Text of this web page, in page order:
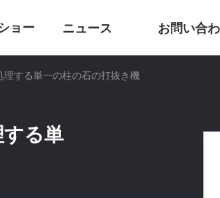
ョー ニュース お問い合
理する単一の柱の石の打抜き機
る単